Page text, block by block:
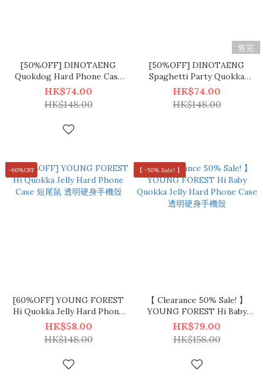
[50%OFF] DINOTAENG
Quokdog Hard Phone Case
短尾鼠 硬身手機殼
HK$74.00
HK$148.00
售完
[50%OFF] DINOTAENG
Spaghetti Party Quokka
Hard Phone Case 短尾鼠 硬身
手機殼
HK$74.00
HK$148.00
-60%OFF
[60%OFF] YOUNG FOREST
Hi Quokka Jelly Hard Phone
Case 短尾鼠 透明硬身手機殼
HK$58.00
HK$148.00
【 -50% Sale! 】
【 Clearance 50% Sale! 】
YOUNG FOREST Hi Baby
Quokka Jelly Hard Phone
Case 透明硬身手機殼
HK$79.00
HK$158.00